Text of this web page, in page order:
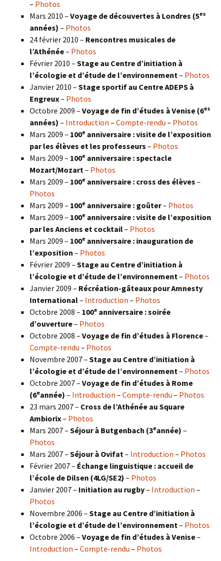
– Photos
Mars 2010 – Voyage de découvertes à Londres (5es
années) – Photos
24 février 2010 – Rencontres musicales de
l’Athénée– Photos
Février 2010 – Stage au Centre d’initiation à
l’écologie et d’étude de l’environnement – Photos
Janvier 2010 – Stage sportif au Centre ADEPS à
Engreux– Photos
Octobre 2009 – Voyage de fin d’études à Venise (6es
années) – Introduction – Compte-rendu – Photos
Mars 2009 – 100e anniversaire : visite de l’exposition
par les élèves et les professeurs – Photos
Mars 2009 – 100e anniversaire : spectacle
Mozart/Mozart – Photos
Mars 2009 – 100e anniversaire : cross des élèves –
Photos
Mars 2009 – 100e anniversaire : goûter– Photos
Mars 2009 – 100e anniversaire : visite de l’exposition
par les Anciens et cocktail– Photos
Mars 2009 – 100e anniversaire : inauguration de
l’exposition – Photos
Février 2009 – Stage au Centre d’initiation à
l’écologie et d’étude de l’environnement – Photos
Janvier 2009 – Récréation-gâteaux pour Amnesty
International– Introduction – Photos
Octobre 2008 – 100e anniversaire : soirée
d’ouverture– Photos
Octobre 2008 – Voyage de fin d’études à Florence–
Compte-rendu – Photos
Novembre 2007 – Stage au Centre d’initiation à
l’écologie et d’étude de l’environnement – Photos
Octobre 2007 – Voyage de fin d’études à Rome
(6eannée) – Introduction – Compte-rendu – Photos
23 mars 2007 – Cross de l’Athénée au Square
Ambiorix– Photos
Mars 2007 – Séjour à Butgenbach (3eannée) –
Photos
Mars 2007 – Séjour à Ovifat – Introduction – Photos
Février 2007 – Échange linguistique : accueil de
l’école de Dilsen (4LG/SE2) – Photos
Janvier 2007 – Initiation au rugby– Introduction –
Photos
Novembre 2006 – Stage au Centre d’initiation à
l’écologie et d’étude de l’environnement – Photos
Octobre 2006 – Voyage de fin d’études à Venise–
Introduction – Compte-rendu – Photos